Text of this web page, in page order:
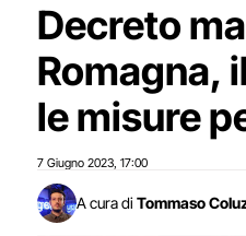
Decreto
Romagna,
le misure
7 Giugno 2023 17:00
A cura di Tommaso